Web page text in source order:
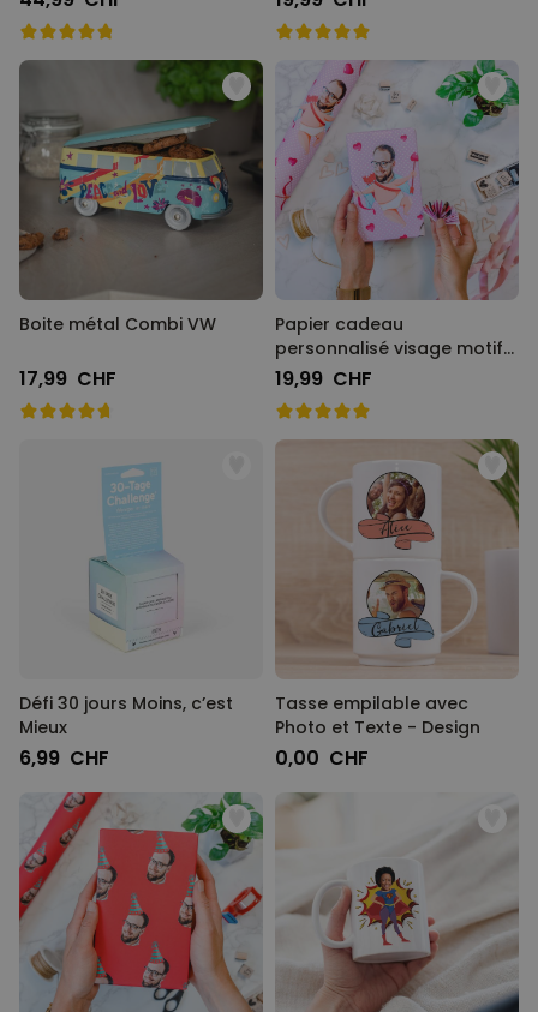
Boite métal Combi VW
17,99 CHF
Papier cadeau
personnalisé visage motifs
amour
19,99 CHF
Défi 30 jours Moins, c’est
Mieux
6,99 CHF
Tasse empilable avec
Photo et Texte - Design
0,00 CHF